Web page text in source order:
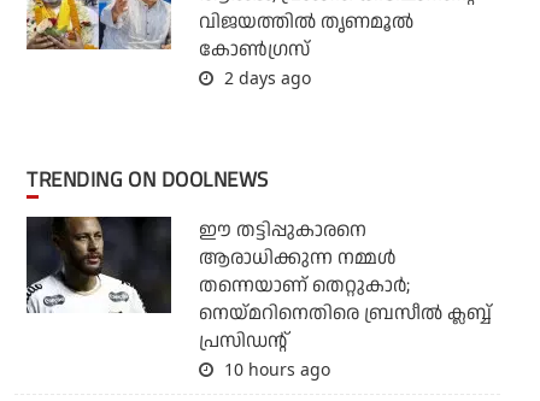
വിജയത്തില്‍ തൃണമൂല്‍
കോണ്‍ഗ്രസ്
2 days ago
TRENDING ON DOOLNEWS
ഈ തട്ടിപ്പുകാരനെ
ആരാധിക്കുന്ന നമ്മള്‍
തന്നെയാണ് തെറ്റുകാര്‍;
നെയ്മറിനെതിരെ ബ്രസീല്‍ ക്ലബ്ബ്
പ്രസിഡന്റ്
10 hours ago